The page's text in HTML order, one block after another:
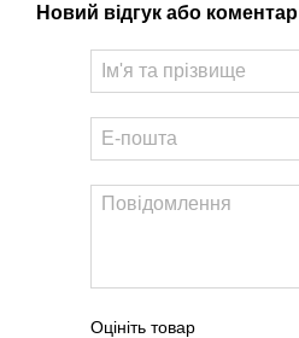
Новий відгук або коментар
Оцініть товар